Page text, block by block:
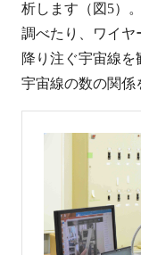
析します（図5）
調べたり、ワイヤ
降り注ぐ宇宙線を
宇宙線の数の関係